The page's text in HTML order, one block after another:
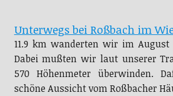
Unterwegs bei Roßbach im
11.9 km wanderten wir im August
Dabei mußten wir laut unserer
570 Höhenmeter überwinden.
schöne Aussicht vom Roßbacher